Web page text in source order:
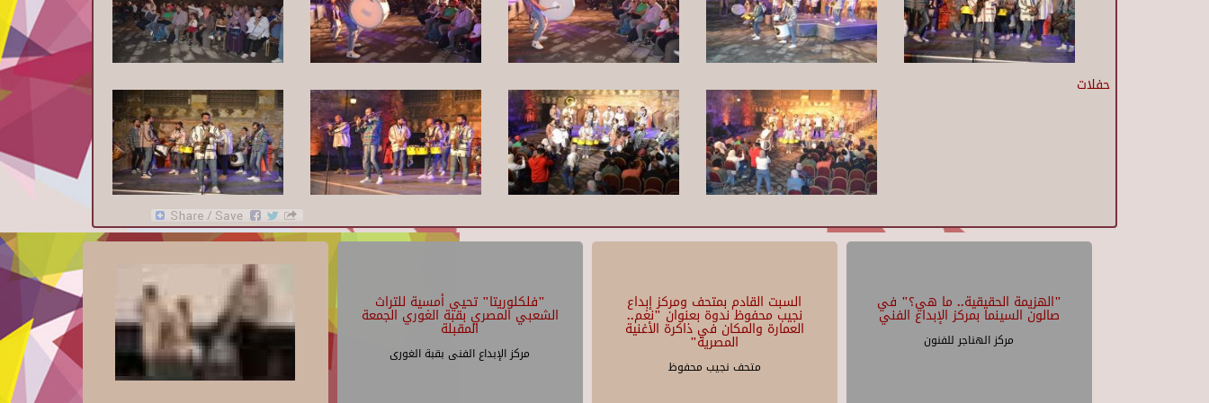
حفلات
"فلكلوريتا" تحيي أمسية للتراث
الشعبي المصري بقبة الغوري الجمعة
المقبلة
مركز الإبداع الفنى بقبة الغورى
السبت القادم بمتحف ومركز إبداع
نجيب محفوظ ندوة بعنوان "نغم..
العمارة والمكان في ذاكرة الأغنية
المصرية"
متحف نجيب محفوظ
"الهزيمة الحقيقية.. ما هي؟" في
صالون السينما بمركز الإبداع الفني
مركز الهناجر للفنون